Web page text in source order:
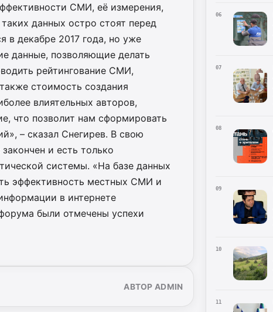
СМИ, её измерения,
данных остро стоят перед
в декабре 2017 года, но уже
данные, позволяющие делать
рейтингование СМИ,
стоимость создания
влиятельных авторов,
что позволит нам сформировать
– сказал Снегирев. В свою
и есть только
системы. «На базе данных
эффективность местных СМИ и
в интернете
были отмечены успехи
АВТОР ADMIN
06
07
08
09
10
11